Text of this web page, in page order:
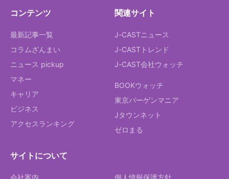
コンテンツ
最新記事一覧
コラムざんまい
ニュース pickup
マネー
キャリア
ビジネス
アクセスランキング
関連サイト
J-CASTニュース
J-CASTトレンド
J-CAST会社ウォッチ
BOOKウォッチ
東京バーゲンマニア
Jタウンネット
ゼロまる
サイトについて
会社案内 個人情報保護方針